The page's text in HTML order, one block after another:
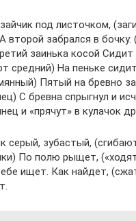
под листочком,
второй забрался в бочку.
заинька косой Сидит
средний) На пеньке
Пятый на бревно
С бревна спрыгнул и
и «прячут» в кулачок
серый, зубастый,
По полю рыщет,
ищет. Как найдет,